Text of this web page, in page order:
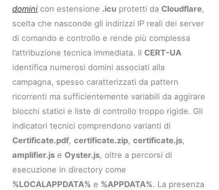
domini con estensione .icu protetti da Cloudflare,
scelta che nasconde gli indirizzi IP reali dei server
di comando e controllo e rende più complessa
l’attribuzione tecnica immediata. Il CERT-UA
identifica numerosi domini associati alla
campagna, spesso caratterizzati da pattern
ricorrenti ma sufficientemente variabili da aggirare
blocchi statici e liste di controllo troppo rigide. Gli
indicatori tecnici comprendono varianti di
Certificate.pdf,certificate.zip,certificate.js,
amplifier.js e Oyster.js, oltre a percorsi di
esecuzione in directory come
%LOCALAPPDATA% e %APPDATA%. La presenza